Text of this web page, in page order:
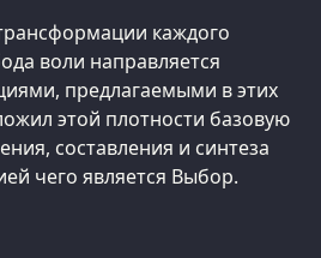
каждого
воли направляется
предлагаемыми в этих
этой плотности базовую
составления и синтеза
чего является Выбор.